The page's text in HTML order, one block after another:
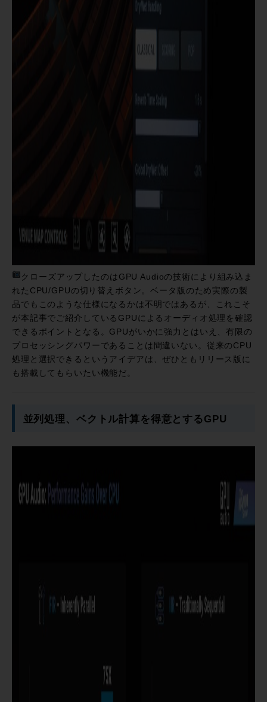
クローズアップしたのはGPU Audioの技術により組み込ま
れたCPU/GPUの切り替えボタン。ベータ版のため実際の製
品でもこのような仕様になるかは不明ではあるが、これこそ
が本記事でご紹介しているGPUによるオーディオ処理を確認
できるポイントとなる。GPUがいかに強力とはいえ、有限の
プロセッシングパワーであることは間違いない。従来のCPU
処理と選択できるというアイデアは、ぜひともリリース版に
も搭載してもらいたい機能だ。
並列処理、ベクトル計算を得意とするGPU